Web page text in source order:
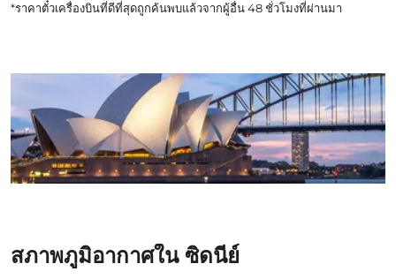
*ราคาตั๋วเครื่องบินที่ดีที่สุดถูกค้นพบแล้วจากผู้อื่น 48 ชั่วโมงที่ผ่านมา
สภาพภูมิอากาศใน ซิดนีย์